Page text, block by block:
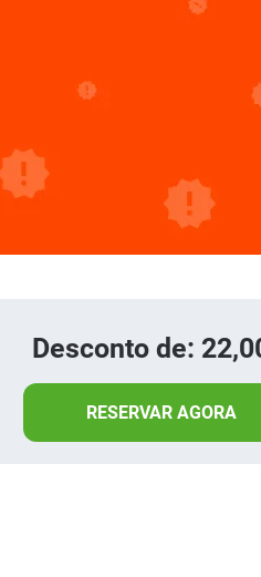
Desconto de:
RESERVAR AGORA